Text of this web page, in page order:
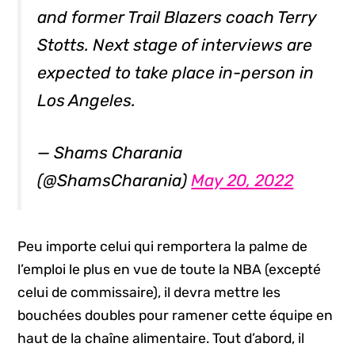
and former Trail Blazers coach Terry
Stotts. Next stage of interviews are
expected to take place in-person in
Los Angeles.
— Shams Charania
(@ShamsCharania)May 20, 2022
Peu importe celui qui remportera la palme de
l’emploi le plus en vue de toute la NBA (excepté
celui de commissaire), il devra mettre les
bouchées doubles pour ramener cette équipe en
haut de la chaîne alimentaire. Tout d’abord, il